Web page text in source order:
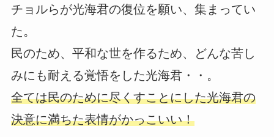
チョルらが光海君の復位を願い、集まってい
た。
民のため、平和な世を作るため、どんな苦し
みにも耐える覚悟をした光海君・・。
全ては民のために尽くすことにした光海君の
決意に満ちた表情がかっこいい！